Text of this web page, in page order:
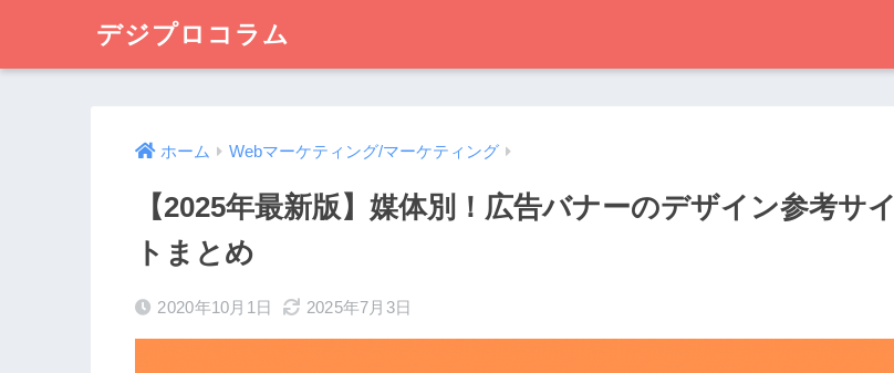
デジプロコラム
ホーム Webマーケティング/マーケティング
【2025年最新版】媒体別！広告バナーのデザイン参考サイ
トまとめ
2020年10月1日 2025年7月3日